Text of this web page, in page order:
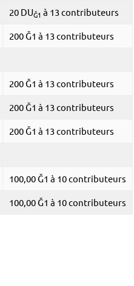
20 DUĞ1 à 13 contributeurs
200 Ğ1 à 13 contributeurs
200 Ğ1 à 13 contributeurs
200 Ğ1 à 13 contributeurs
200 Ğ1 à 13 contributeurs
100,00 Ğ1 à 10 contributeurs
100,00 Ğ1 à 10 contributeurs